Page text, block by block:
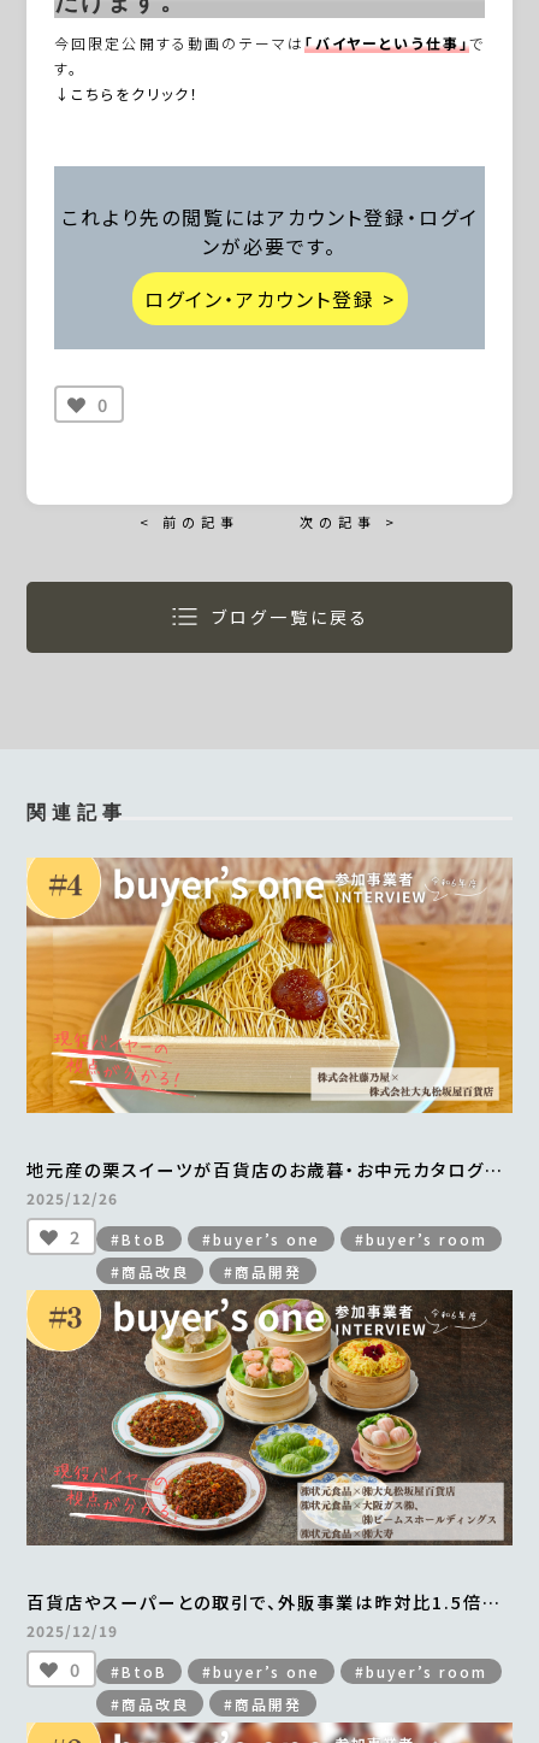
今回限定公開する動画のテーマは「バイヤーという仕事」で
す。
↓こちらをクリック！
これより先の閲覧にはアカウント登録・ログイ
ンが必要です。
ログイン・アカウント登録 >
0
< 前の記事 次の記事 >
ブログ一覧に戻る
関連記事
地元産の栗スイーツが百貨店のお歳暮・お中元カタログに
掲載され、年間700万円以上の売上を実現
＜from buyer’s one＞
2025/12/26
2 #BtoB #buyer’s one
#buyer’s room
#商品改良
#商品開発
百貨店やスーパーとの取引で、外販事業は昨対比1.5倍。
横浜中華街から全国区へとブランドの認知度も向上
＜from buyer’s one＞
2025/12/19
0 #BtoB #buyer’s one
#buyer’s room
#商品改良
#商品開発